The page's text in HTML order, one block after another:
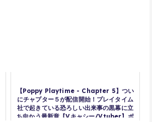
【Poppy Playtime - Chapter 5】つい
にチャプター５が配信開始！プレイタイム
社で起きている恐ろしい出来事の黒幕に立
ち向かう最新章【Vキャシー/Vtuber】ポ